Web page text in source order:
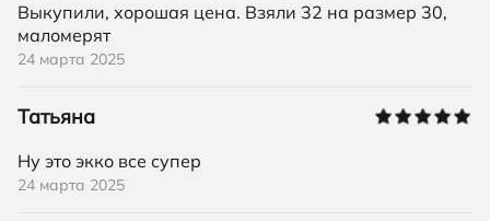
Выкупили, хорошая цена. Взяли 32 на размер 30,
маломерят
24 марта 2025
Татьяна
Ну это экко все супер
24 марта 2025